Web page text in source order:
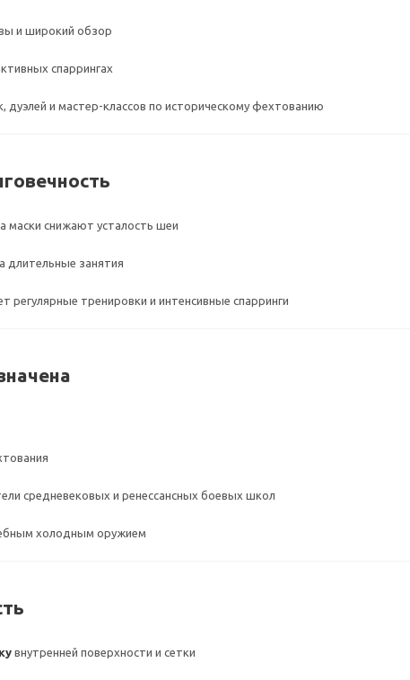
и широкий обзор
спаррингах
дуэлей и мастер-классов по историческому фехтованию
маски снижают усталость шеи
длительные занятия
регулярные тренировки и интенсивные спарринги
средневековых и ренессансных боевых школ
холодным оружием
внутренней поверхности и сетки